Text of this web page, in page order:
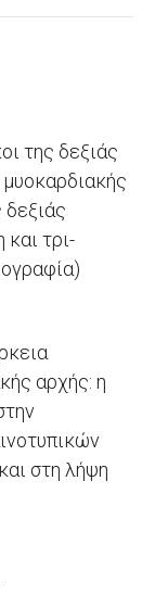
της δεξιάς
μυοκαρδιακής
και τρι-
αρχής: η
στη λήψη